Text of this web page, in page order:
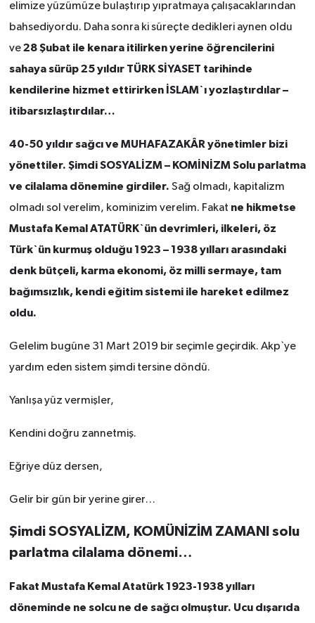
elimize yüzümüze bulaştırıp yıpratmaya çalışacaklarından
bahsediyordu. Daha sonra ki süreçte dedikleri aynen oldu
ve28 Şubat ile kenara itilirken yerine öğrencilerini
sahaya sürüp 25 yıldır TÜRK SİYASET tarihinde
kendilerine hizmet ettirirken İSLAM`ı yozlaştırdılar –
itibarsızlaştırdılar…
40-50 yıldır sağcı ve MUHAFAZAKÂR yönetimler bizi
yönettiler. Şimdi SOSYALİZM – KOMİNİZM Solu parlatma
ve cilalama dönemine girdiler. Sağ olmadı, kapitalizm
olmadı sol verelim, kominizim verelim. Fakat ne hikmetse
Mustafa Kemal ATATÜRK`ün devrimleri, ilkeleri, öz
Türk`ün kurmuş olduğu 1923 – 1938 yılları arasındaki
denk bütçeli, karma ekonomi, öz milli sermaye, tam
bağımsızlık, kendi eğitim sistemi ile hareket edilmez
oldu.
Gelelim bugüne 31 Mart 2019 bir seçimle geçirdik. Akp`ye
yardım eden sistem şimdi tersine döndü.
Yanlışa yüz vermişler,
Kendini doğru zannetmiş.
Eğriye düz dersen,
Gelir bir gün bir yerine girer…
Şimdi SOSYALİZM, KOMÜNİZİM ZAMANI solu
parlatma cilalama dönemi…
Fakat Mustafa Kemal Atatürk 1923-1938 yılları
döneminde ne solcu ne de sağcı olmuştur. Ucu dışarıda